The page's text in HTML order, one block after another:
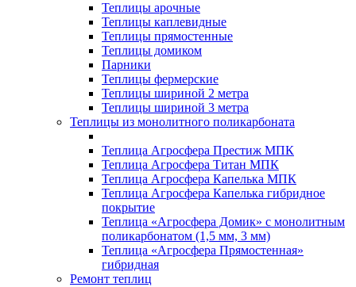
Теплицы арочные
Теплицы каплевидные
Теплицы прямостенные
Теплицы домиком
Парники
Теплицы фермерские
Теплицы шириной 2 метра
Теплицы шириной 3 метра
Теплицы из монолитного поликарбоната
Теплица Агросфера Престиж МПК
Теплица Агросфера Титан МПК
Теплица Агросфера Капелька МПК
Теплица Агросфера Капелька гибридное
покрытие
Теплица «Агросфера Домик» с монолитным
поликарбонатом (1,5 мм, 3 мм)
Теплица «Агросфера Прямостенная»
гибридная
Ремонт теплиц